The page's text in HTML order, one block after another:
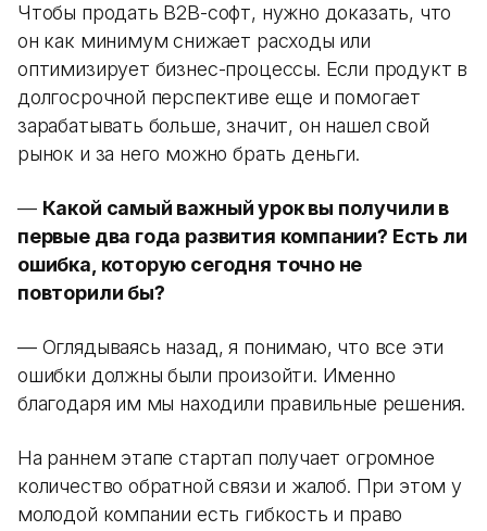
Чтобы продать B2B-софт, нужно доказать, что
он как минимум снижает расходы или
оптимизирует бизнес-процессы. Если продукт в
долгосрочной перспективе еще и помогает
зарабатывать больше, значит, он нашел свой
рынок и за него можно брать деньги.
— Какой самый важный урок вы получили в
первые два года развития компании? Есть ли
ошибка, которую сегодня точно не
повторили бы?
— Оглядываясь назад, я понимаю, что все эти
ошибки должны были произойти. Именно
благодаря им мы находили правильные решения.
На раннем этапе стартап получает огромное
количество обратной связи и жалоб. При этом у
молодой компании есть гибкость и право